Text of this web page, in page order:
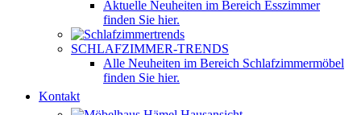
Aktuelle Neuheiten im Bereich Esszimmer
finden Sie hier.
SCHLAFZIMMER-TRENDS
Alle Neuheiten im Bereich Schlafzimmermöbel
finden Sie hier.
Kontakt